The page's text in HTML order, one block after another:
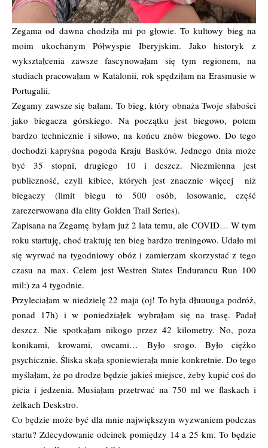
Zegama od dawna chodziła mi po głowie. To kultowy bieg na
moim ukochanym Półwyspie Iberyjskim. Jako historyk z
wykształcenia zawsze fascynowałam się tym regionem, na
studiach pracowałam w Katalonii, rok spędziłam na Erasmusie w
Portugalii.
Zegamy zawsze się bałam. To bieg, który obnaża Twoje słabości
jako biegacza górskiego. Na początku jest biegowo, potem
bardzo technicznie i siłowo, na końcu znów biegowo. Do tego
dochodzi kapryśna pogoda Kraju Basków. Jednego dnia może
być 35 stopni, drugiego 10 i deszcz. Niezmienna jest
publiczność, czyli kibice, których jest znacznie więcej niż
biegaczy (limit biegu to 500 osób, losowanie, część
zarezerwowana dla elity Golden Trail Series).
Zapisana na Zegamę byłam już 2 lata temu, ale COVID… W tym
roku startuję, choć traktuję ten bieg bardzo treningowo. Udało mi
się wyrwać na tygodniowy obóz i zamierzam skorzystać z tego
czasu na max. Celem jest Westren States Endurancu Run 100
mil:) za 4 tygodnie.
Przyleciałam w niedzielę 22 maja (oj! To była dłuuuuga podróż,
ponad 17h) i w poniedziałek wybrałam się na trasę. Padał
deszcz. Nie spotkałam nikogo przez 42 kilometry. No, poza
konikami, krowami, owcami… Było srogo. Było ciężko
psychicznie. Śliska skała sponiewierała mnie konkretnie. Do tego
myślałam, że po drodze będzie jakieś miejsce, żeby kupić coś do
picia i jedzenia. Musiałam przetrwać na 750 ml we flaskach i
żelkach Deskstro.
Co będzie może być dla mnie największym wyzwaniem podczas
startu? Zdecydowanie odcinek pomiędzy 14 a 25 km. To będzie